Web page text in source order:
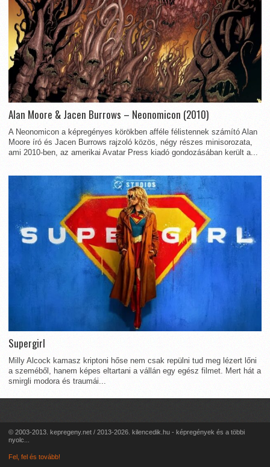
Alan Moore & Jacen Burrows – Neonomicon (2010)
A Neonomicon a képregényes körökben afféle félistennek számító Alan
Moore író és Jacen Burrows rajzoló közös, négy részes minisorozata,
ami 2010-ben, az amerikai Avatar Press kiadó gondozásában került a...
Supergirl
Milly Alcock kamasz kriptoni hőse nem csak repülni tud meg lézert lőni
a szeméből, hanem képes eltartani a vállán egy egész filmet. Mert hát a
smirgli modora és traumái...
© 2003-2013. kepregeny.net / 2013-2026. kilencedik.hu - képregények és a többi
nyolc...
Fel, fel és tovább!